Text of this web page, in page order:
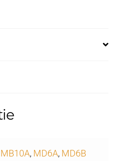
MB10A, MD6A, MD6B